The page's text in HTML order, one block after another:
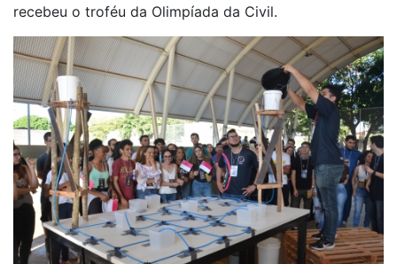
recebeu o troféu da Olimpíada da Civil.